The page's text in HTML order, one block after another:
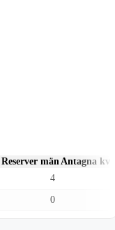
Reserver män Antagna
4
0